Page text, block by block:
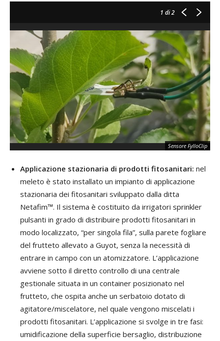
1 di 2
Sensore FylloClip
Applicazione stazionaria di prodotti fitosanitari: nel
meleto è stato installato un impianto di applicazione
stazionaria dei fitosanitari sviluppato dalla ditta
Netafim™. Il sistema è costituito da irrigatori sprinkler
pulsanti in grado di distribuire prodotti fitosanitari in
modo localizzato, “per singola fila”, sulla parete fogliare
del frutteto allevato a Guyot, senza la necessità di
entrare in campo con un atomizzatore. L’applicazione
avviene sotto il diretto controllo di una centrale
gestionale situata in un container posizionato nel
frutteto, che ospita anche un serbatoio dotato di
agitatore/miscelatore, nel quale vengono miscelati i
prodotti fitosanitari. L’applicazione si svolge in tre fasi:
umidificazione della superficie bersaglio, distribuzione